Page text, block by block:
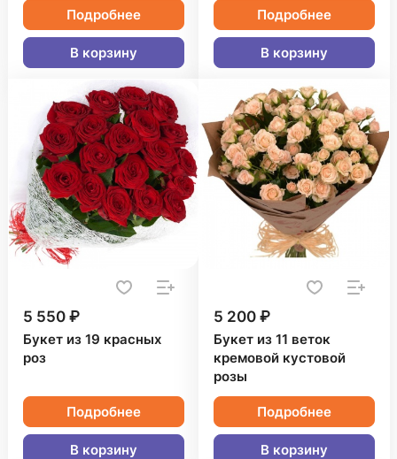
Подробнее
В корзину
Подробнее
В корзину
5 550 ₽
Букет из 19 красных
роз
Подробнее
В корзину
5 200 ₽
Букет из 11 веток
кремовой кустовой
розы
Подробнее
В корзину